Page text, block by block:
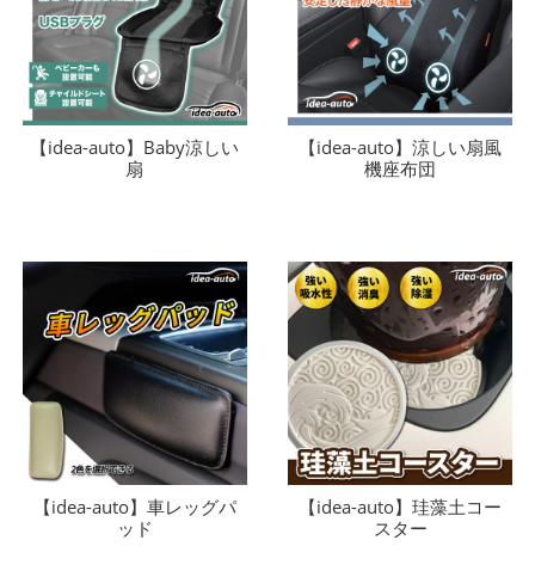
【idea-auto】Baby涼しい
扇
【idea-auto】涼しい扇風
機座布団
【idea-auto】車レッグパ
ッド
【idea-auto】珪藻土コー
スター